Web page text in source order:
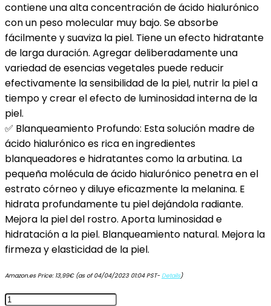
contiene una alta concentración de ácido hialurónico
con un peso molecular muy bajo. Se absorbe
fácilmente y suaviza la piel. Tiene un efecto hidratante
de larga duración. Agregar deliberadamente una
variedad de esencias vegetales puede reducir
efectivamente la sensibilidad de la piel, nutrir la piel a
tiempo y crear el efecto de luminosidad interna de la
piel.
✅ Blanqueamiento Profundo: Esta solución madre de
ácido hialurónico es rica en ingredientes
blanqueadores e hidratantes como la arbutina. La
pequeña molécula de ácido hialurónico penetra en el
estrato córneo y diluye eficazmente la melanina. E
hidrata profundamente tu piel dejándola radiante.
Mejora la piel del rostro. Aporta luminosidad e
hidratación a la piel. Blanqueamiento natural. Mejora la
firmeza y elasticidad de la piel.
Amazon.es Price: 13,99€(as of 04/04/2023 01:04 PST-Details)
Vitamin